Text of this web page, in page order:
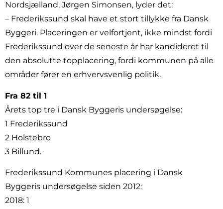
Nordsjælland, Jørgen Simonsen, lyder det:
– Frederikssund skal have et stort tillykke fra Dansk
Byggeri. Placeringen er velfortjent, ikke mindst fordi
Frederikssund over de seneste år har kandideret til
den absolutte topplacering, fordi kommunen på alle
områder fører en erhvervsvenlig politik.
Fra 82 til 1
Årets top tre i Dansk Byggeris undersøgelse:
1 Frederikssund
2 Holstebro
3 Billund.
Frederikssund Kommunes placering i Dansk
Byggeris undersøgelse siden 2012:
2018: 1